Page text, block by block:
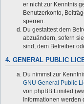
er nicht zur Kenntnis
Benutzerkonto,
sperren.
Du gestattest dem
abzuändern, sofern
sind, dem Betreiber
4. GENERAL PUBLIC
Du nimmst zur
GNU General Public
von phpBB Limited
Informationen